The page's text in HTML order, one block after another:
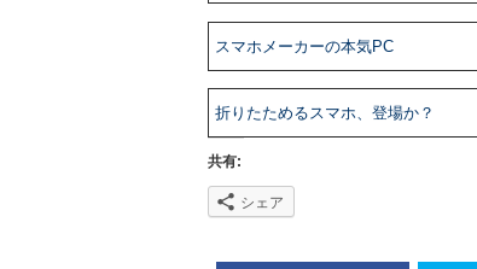
スマホメーカーの本気PC
折りたためるスマホ、登場か？
共有:
シェア